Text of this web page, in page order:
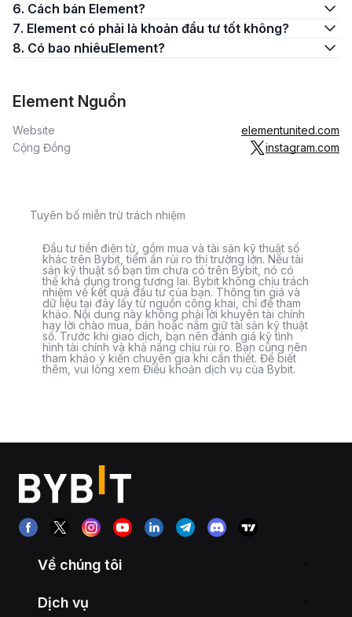
6. Cách bán Element?
7. Element có phải là khoản đầu tư tốt không?
8. Có bao nhiêuElement?
Element Nguồn
Website
elementunited.com
Cộng Đồng
instagram.com
Tuyên bố miễn trừ trách nhiệm
Đầu tư tiền điện tử, gồm mua và tài sản kỹ thuật số
khác trên Bybit, tiềm ẩn rủi ro thị trường lớn. Nếu tài
sản kỹ thuật số bạn tìm chưa có trên Bybit, nó có
thể khả dụng trong tương lai. Bybit không chịu trách
nhiệm về kết quả đầu tư của bạn. Thông tin giá và
dữ liệu tại đây lấy từ nguồn công khai, chỉ để tham
khảo. Nội dung này không phải lời khuyên tài chính
hay lời chào mua, bán hoặc nắm giữ tài sản kỹ thuật
số. Trước khi giao dịch, bạn nên đánh giá kỹ tình
hình tài chính và khả năng chịu rủi ro. Bạn cũng nên
tham khảo ý kiến chuyên gia khi cần thiết. Để biết
thêm, vui lòng xem Điều khoản dịch vụ của Bybit.
Về chúng tôi
Dịch vụ